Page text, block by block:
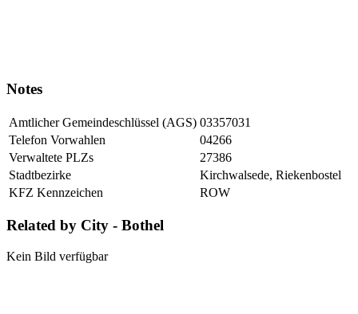
Notes
Amtlicher Gemeindeschlüssel (AGS) 03357031
Telefon Vorwahlen
04266
Verwaltete PLZs
27386
Stadtbezirke
Kirchwalsede, Riekenbostel
KFZ Kennzeichen
ROW
Related by City - Bothel
Kein Bild verfügbar